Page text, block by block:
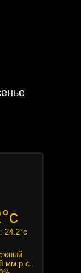
24.2°c
мм.р.с.